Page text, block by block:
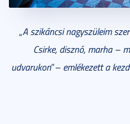
„A szikáncsi nagyszüleim
Csirke, disznó, marha –
udvarukon”– emlékezett a